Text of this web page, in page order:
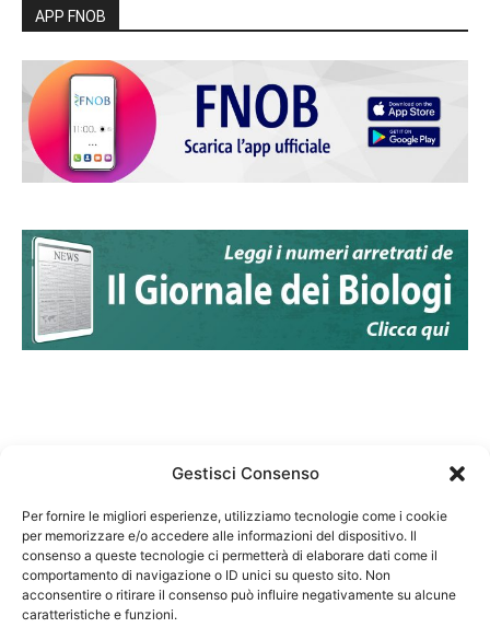
Gestisci Consenso
Per fornire le migliori esperienze, utilizziamo tecnologie come i cookie
per memorizzare e/o accedere alle informazioni del dispositivo. Il
consenso a queste tecnologie ci permetterà di elaborare dati come il
comportamento di navigazione o ID unici su questo sito. Non
acconsentire o ritirare il consenso può influire negativamente su alcune
caratteristiche e funzioni.
APP FNOB
Federazione Nazionale Degli Ordini dei Biologi:
codice fiscale 80069130583
Responsabile sito internet www.fnob.it: